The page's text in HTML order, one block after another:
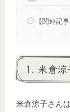
【関連記事
1. 米倉涼
米倉涼子さん